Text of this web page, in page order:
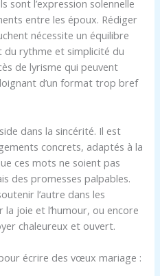
sont l’expression solennelle
entre les époux. Rédiger
nécessite un équilibre
rythme et simplicité du
de lyrisme qui peuvent
d’un format trop bref
dans la sincérité. Il est
concrets, adaptés à la
ces mots ne soient pas
des promesses palpables.
l’autre dans les
joie et l’humour, ou encore
chaleureux et ouvert.
écrire des vœux mariage :